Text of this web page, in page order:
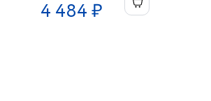
4 484 ₽